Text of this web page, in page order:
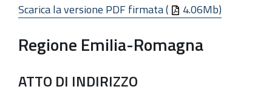
Scarica la versione PDF firmata ( 4.06Mb)
Regione Emilia-Romagna
ATTO DI INDIRIZZO